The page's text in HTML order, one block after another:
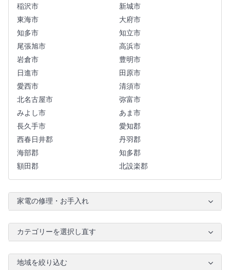
稲沢市
新城市
東海市
大府市
知多市
知立市
尾張旭市
高浜市
岩倉市
豊明市
日進市
田原市
愛西市
清須市
北名古屋市
弥富市
みよし市
あま市
長久手市
愛知郡
西春日井郡
丹羽郡
海部郡
知多郡
額田郡
北設楽郡
家電の修理・お手入れ
カテゴリーを選択し直す
地域を絞り込む